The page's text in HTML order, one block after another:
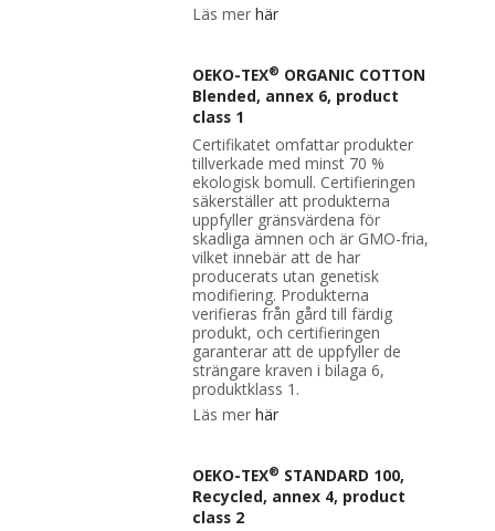
Läs mer här
OEKO-TEX® ORGANIC COTTON
Blended, annex 6, product
class 1
Certifikatet omfattar produkter
tillverkade med minst 70 %
ekologisk bomull. Certifieringen
säkerställer att produkterna
uppfyller gränsvärdena för
skadliga ämnen och är GMO-fria,
vilket innebär att de har
producerats utan genetisk
modifiering. Produkterna
verifieras från gård till färdig
produkt, och certifieringen
garanterar att de uppfyller de
strängare kraven i bilaga 6,
produktklass 1.
Läs mer här
OEKO-TEX® STANDARD 100,
Recycled, annex 4, product
class 2